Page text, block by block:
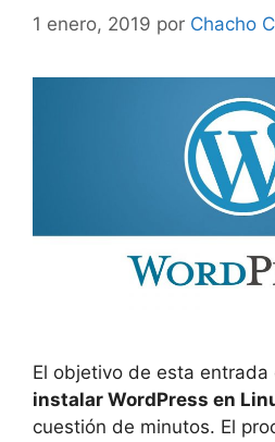
1 enero, 2019 por Chacho
El objetivo de esta entrada
instalar WordPress en
cuestión de minutos. El